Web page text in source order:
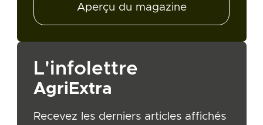
Aperçu du magazine
L'infolettre
AgriExtra
Recevez les derniers articles affichés